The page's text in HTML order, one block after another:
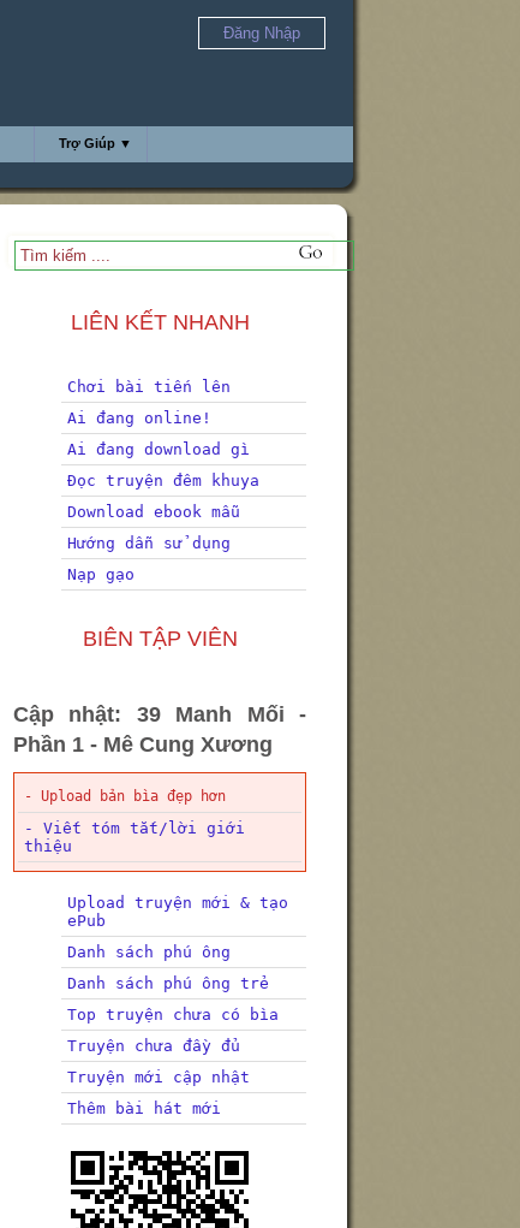
Đăng Nhập
Trợ Giúp ▼
LIÊN KẾT NHANH
Chơi bài tiến lên
Ai đang online!
Ai đang download gì
Đọc truyện đêm khuya
Download ebook mẫu
Hướng dẫn sử dụng
Nạp gạo
BIÊN TẬP VIÊN
Cập nhật: 39 Manh Mối -
Phần 1 - Mê Cung Xương
- Upload bản bìa đẹp hơn
- Viết tóm tắt/lời giới
thiệu
Upload truyện mới & tạo
ePub
Danh sách phú ông
Danh sách phú ông trẻ
Top truyện chưa có bìa
Truyện chưa đầy đủ
Truyện mới cập nhật
Thêm bài hát mới